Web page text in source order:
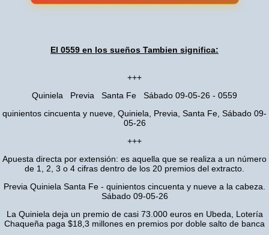
El 0559 en los sueños Tambien significa:
+++
Quiniela Previa Santa Fe Sábado 09-05-26 - 0559
quinientos cincuenta y nueve, Quiniela, Previa, Santa Fe, Sábado 09-
05-26
+++
Apuesta directa por extensión: es aquella que se realiza a un número
de 1, 2, 3 o 4 cifras dentro de los 20 premios del extracto.
Previa Quiniela Santa Fe - quinientos cincuenta y nueve a la cabeza.
Sábado 09-05-26
La Quiniela deja un premio de casi 73.000 euros en Ubeda, Lotería
Chaqueña paga $18,3 millones en premios por doble salto de banca